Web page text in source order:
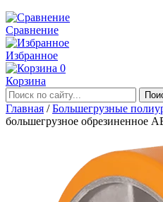
Сравнение
Избранное
0
Корзина
Главная /Большегрузные
большегрузное обрезиненное